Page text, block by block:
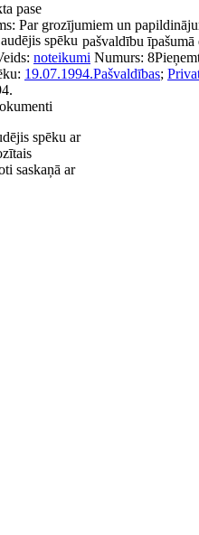
pase
Par grozījumiem un
pašvaldību īpašumā
spēku
noteikumi Numurs: 8
19.07.1994.Pašvaldības;
spēku ar
saskaņā ar